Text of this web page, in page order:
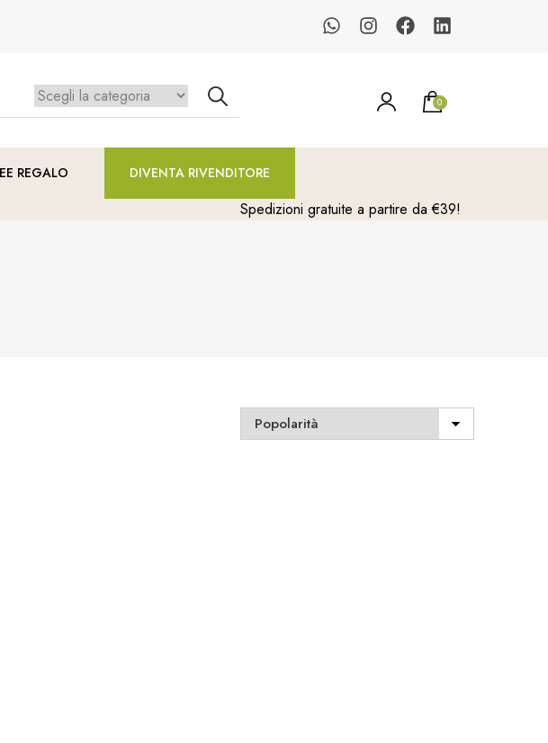
0
REGALO DIVENTA RIVENDITORE
Spedizioni gratuite a partire da €39!